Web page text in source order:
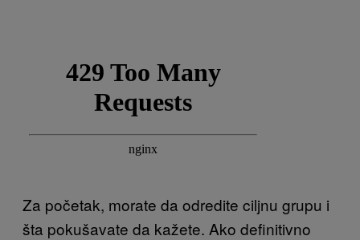
Za početak, morate da odredite ciljnu grupu i
šta pokušavate da kažete. Ako definitivno